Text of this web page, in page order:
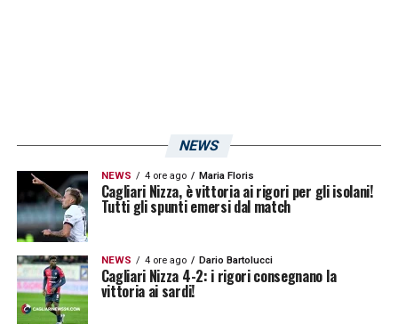
dato che testimonia una conduzione a tratti
CAGLIARI NEWS 24 SU GOOGLE NEWS
Seguici su Google News per restare
NEWS
NEWS 4 ore ago Maria Floris
Cagliari Nizza, è vittoria ai rigori per gli isolani!
Tutti gli spunti emersi dal match
NEWS 4 ore ago Dario Bartolucci
Cagliari Nizza 4-2: i rigori consegnano la
vittoria ai sardi!